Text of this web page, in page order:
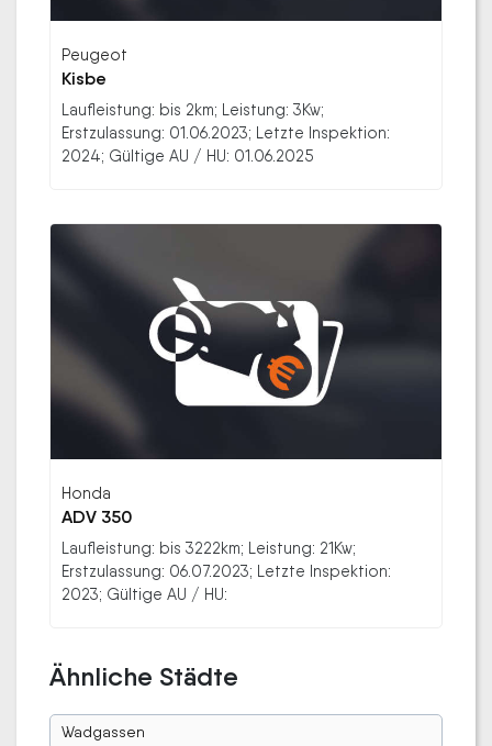
Peugeot
Kisbe
Laufleistung: bis 2km; Leistung: 3Kw;
Erstzulassung: 01.06.2023; Letzte Inspektion:
2024; Gültige AU / HU: 01.06.2025
Honda
ADV 350
Laufleistung: bis 3222km; Leistung: 21Kw;
Erstzulassung: 06.07.2023; Letzte Inspektion:
2023; Gültige AU / HU:
Ähnliche Städte
Wadgassen